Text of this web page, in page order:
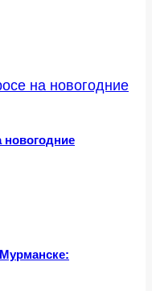
новогодние